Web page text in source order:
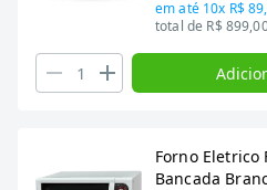
em até 10x R$
total de R$
Forno Eletrico